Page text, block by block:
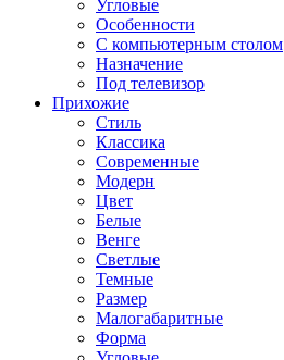
Угловые
Особенности
С компьютерным столом
Назначение
Под телевизор
Прихожие
Стиль
Классика
Современные
Модерн
Цвет
Белые
Венге
Светлые
Темные
Размер
Малогабаритные
Форма